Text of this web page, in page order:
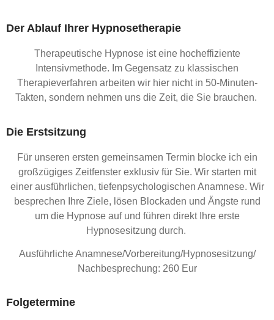
Der Ablauf Ihrer Hypnosetherapie
Therapeutische Hypnose ist eine hocheffiziente
Intensivmethode. Im Gegensatz zu klassischen
Therapieverfahren arbeiten wir hier nicht in 50-Minuten-
Takten, sondern nehmen uns die Zeit, die Sie brauchen.
Die Erstsitzung
Für unseren ersten gemeinsamen Termin blocke ich ein
großzügiges Zeitfenster exklusiv für Sie. Wir starten mit
einer ausführlichen, tiefenpsychologischen Anamnese. Wir
besprechen Ihre Ziele, lösen Blockaden und Ängste rund
um die Hypnose auf und führen direkt Ihre erste
Hypnosesitzung durch.
Ausführliche Anamnese/Vorbereitung/Hypnosesitzung/
Nachbesprechung: 260 Eur
Folgetermine